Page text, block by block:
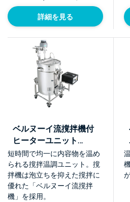
詳細を見る
ベルヌーイ流撹拌機付
ヒーターユニット
【KHU】
短時間で均一に内容物を温め
られる撹拌温調ユニット。撹
拌機は泡立ちを抑えた撹拌に
優れた「ベルヌーイ流撹拌
機」を採用。